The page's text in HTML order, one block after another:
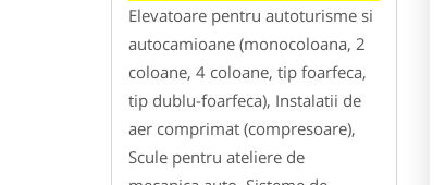
Elevatoare pentru autoturisme si
autocamioane (monocoloana, 2
coloane, 4 coloane, tip foarfeca,
tip dublu-foarfeca), Instalatii de
aer comprimat (compresoare),
Scule pentru ateliere de